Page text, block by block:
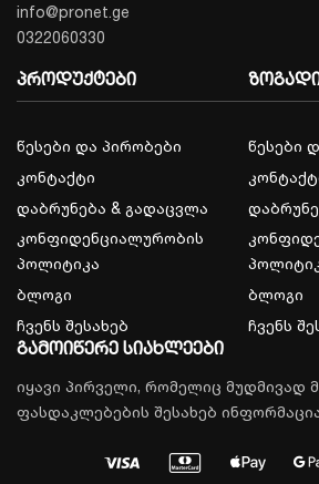
info@pronet.ge
0322060330
პროდუქტები
წესები და პირობები
კონტაქტი
დაბრუნება & გადაცვლა
კონფიდენციალურობის
პოლიტიკა
ბლოგი
ჩვენს შესახებ
წესები
ბლოგი
ჩვენს
გამოიწერე სიახლეები
იყავი პირველი, რომელიც მუდმივად
ფასდაკლებების შესახებ